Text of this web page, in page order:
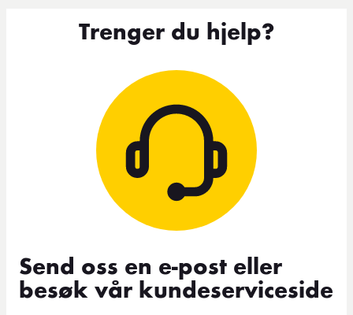
Trenger du hjelp?
Send oss en e-post eller
besøk vår kundeserviceside